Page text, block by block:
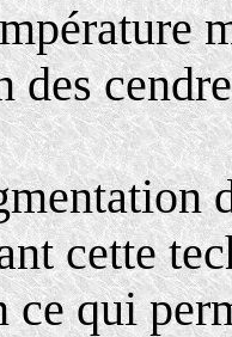
des
cette
ce qui